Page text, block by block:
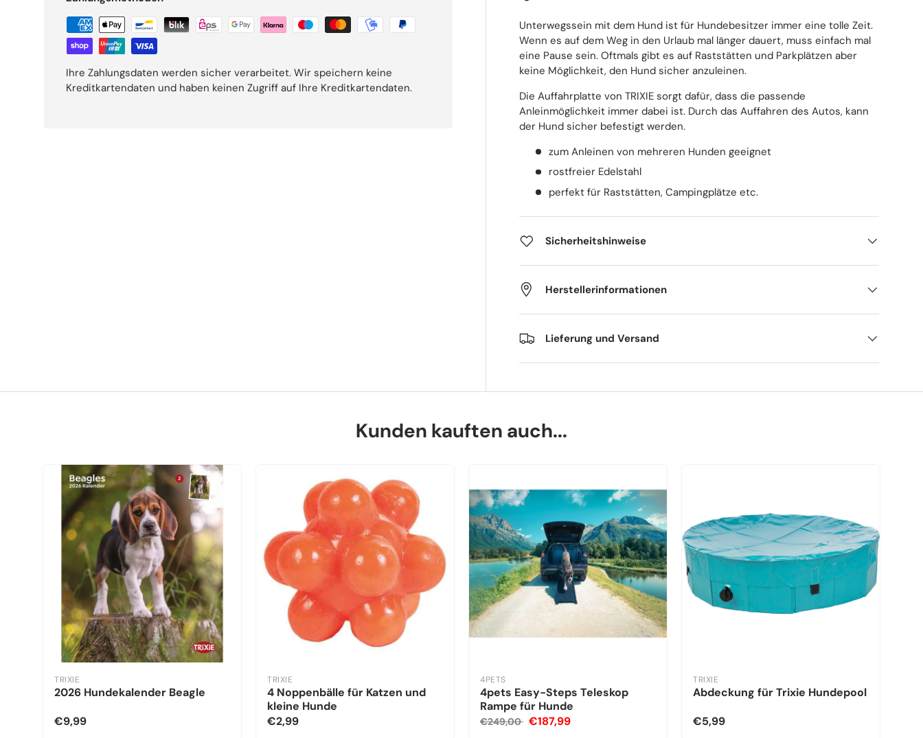
Unterwegssein mit dem Hund ist für Hundebesitzer immer eine tolle Zeit.
Wenn es auf dem Weg in den Urlaub mal länger dauert, muss einfach mal
eine Pause sein. Oftmals gibt es auf Raststätten und Parkplätzen aber
keine Möglichkeit, den Hund sicher anzuleinen.
Die Auffahrplatte von TRIXIE sorgt dafür, dass die passende
Anleinmöglichkeit immer dabei ist. Durch das Auffahren des Autos, kann
der Hund sicher befestigt werden.
zum Anleinen von mehreren Hunden geeignet
rostfreier Edelstahl
perfekt für Raststätten, Campingplätze etc.
Sicherheitshinweise
Herstellerinformationen
Lieferung und Versand
Ihre Zahlungsdaten werden sicher verarbeitet. Wir speichern keine
Kreditkartendaten und haben keinen Zugriff auf Ihre Kreditkartendaten.
Kunden kauften auch...
TRIXIE
2026 Hundekalender Beagle
€9,99
TRIXIE
4 Noppenbälle für Katzen und
kleine Hunde
€2,99
4PETS
4pets Easy-Steps Teleskop
Rampe für Hunde
€249,00 €187,99
TRIXIE
Abdeckung für Trixie Hundepool
€5,99